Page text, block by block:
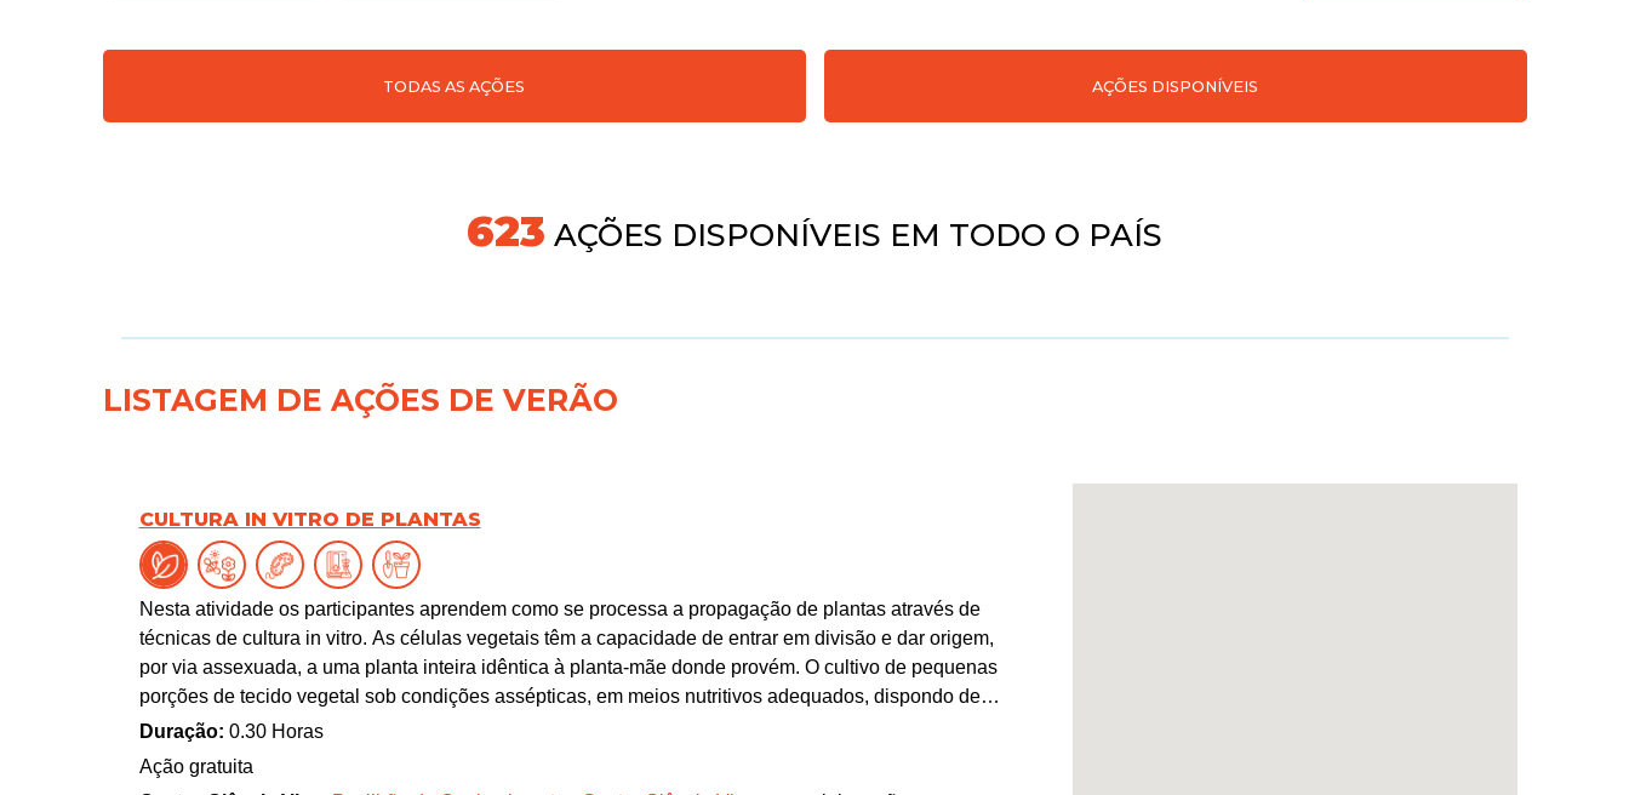
TODAS AS AÇÕES AÇÕES DISPONÍVEIS
691AÇÕES DISPONÍVEIS EM TODO O PAÍS
LISTAGEM DE AÇÕES DE VERÃO
CULTURA IN VITRO DE PLANTAS
Nesta atividade os participantes aprendem como se processa a propagação de plantas através de
técnicas de cultura in vitro. As células vegetais têm a capacidade de entrar em divisão e dar origem,
por via assexuada, a uma planta inteira idêntica à planta-mãe donde provém. O cultivo de pequenas
porções de tecido vegetal sob condições assépticas, em meios nutritivos adequados, dispondo de
luz, temperatura e humidade controladas, permite obter uma rápida multiplicação de plantas isentas
de pragas e doenças, iguais entre si e à planta-mãe, ou seja, clones.
Duração: 0.30 Horas
Ação gratuita